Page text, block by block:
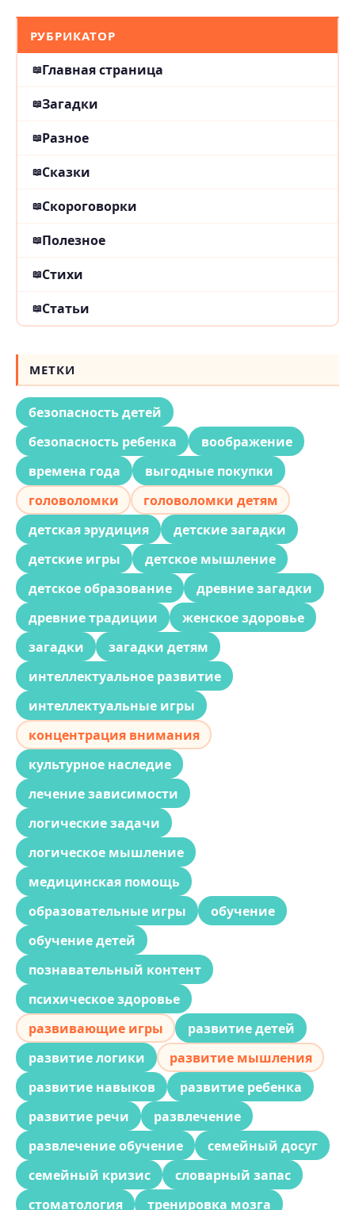
РУБРИКАТОР
Главная страница
Загадки
Разное
Сказки
Скороговорки
Полезное
Стихи
Статьи
МЕТКИ
безопасность детей
безопасность ребенка
воображение
времена года
выгодные покупки
головоломки
головоломки детям
детская эрудиция
детские загадки
детские игры
детское мышление
детское образование
древние загадки
древние традиции
женское здоровье
загадки
загадки детям
интеллектуальное развитие
интеллектуальные игры
концентрация внимания
культурное наследие
лечение зависимости
логические задачи
логическое мышление
медицинская помощь
образовательные игры
обучение
обучение детей
познавательный контент
психическое здоровье
развивающие игры
развитие детей
развитие логики
развитие мышления
развитие навыков
развитие ребенка
развитие речи
развлечение
развлечение обучение
семейный досуг
семейный кризис
словарный запас
стоматология
тренировка мозга